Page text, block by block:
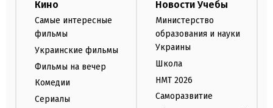
Кино
Самые интересные
фильмы
Украинские фильмы
Фильмы на вечер
Комедии
Сериалы
Новости Учебы
Министерство
образования и науки
Украины
Школа
НМТ 2026
Саморазвитие